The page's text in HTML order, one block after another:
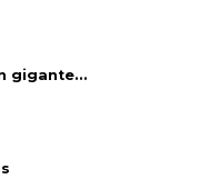
gigante...